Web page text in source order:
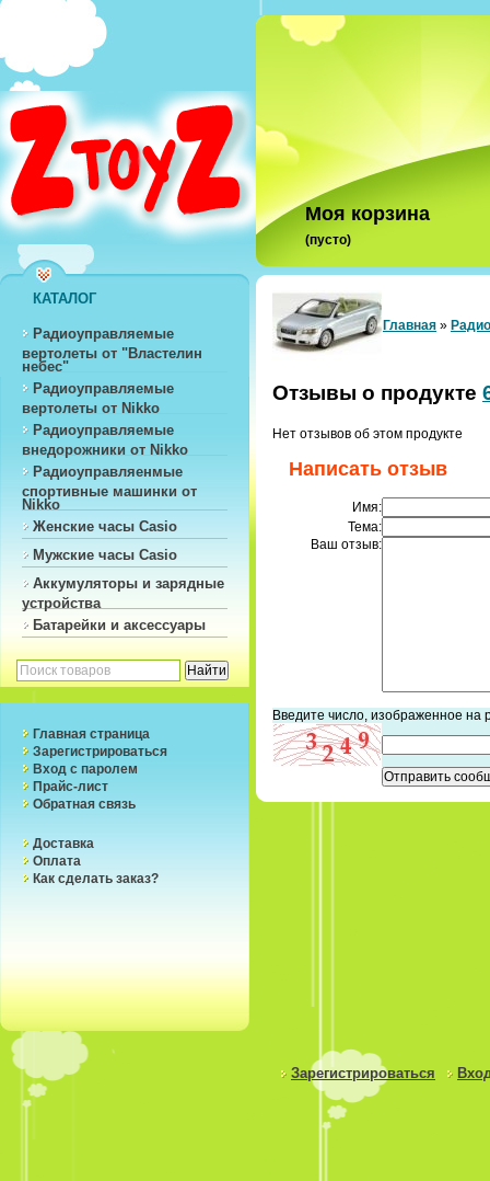
Моя корзина
(пусто)
КАТАЛОГ
Радиоуправляемые
вертолеты от "Властелин
небес"
Радиоуправляемые
вертолеты от Nikko
Радиоуправляемые
внедорожники от Nikko
Радиоуправляенмые
спортивные машинки от
Nikko
Женские часы Casio
Мужские часы Casio
Аккумуляторы и зарядные
устройства
Батарейки и аксессуары
Главная страница
Зарегистрироваться
Вход с паролем
Прайс-лист
Обратная связь
Доставка
Оплата
Как сделать заказ?
Главная »
Отзывы о продукте
Нет отзывов об этом продукте
Написать отзыв
Имя:
Тема:
Ваш отзыв:
Введите число, изображенное на
Зарегистрироваться